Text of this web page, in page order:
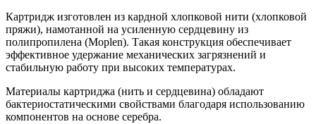
Картридж изготовлен из кардной хлопковой нити (хлопковой
пряжи), намотанной на усиленную сердцевину из
полипропилена (Moplen). Такая конструкция обеспечивает
эффективное удержание механических загрязнений и
стабильную работу при высоких температурах.
Материалы картриджа (нить и сердцевина) обладают
бактериостатическими свойствами благодаря использованию
компонентов на основе серебра.